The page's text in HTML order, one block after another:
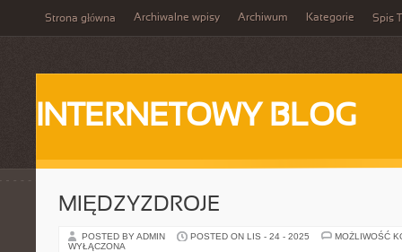
Strona główna Archiwalne wpisy Archiwum Kategorie Spis
INTERNETOWY BLOG
MIĘDZYZDROJE
POSTED BY ADMIN POSTED ON LIS - 24 - 2025
MOŻLIWOŚĆ
WYŁĄCZONA